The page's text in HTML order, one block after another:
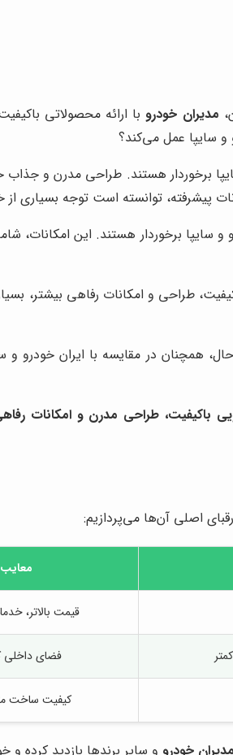
مدیران خودروبا ارائه محصولاتی
و سایپا عمل می‌کند؟
برخوردار هستند. طراحی مدرن و جذاب
پیشرفته، توانسته است توجه بسیاری
سایپا برخوردار هستند. این امکانات،
طراحی و امکانات رفاهی بیشتر،
همچنان در مقایسه با ایران خودرو و
باکیفیت، طراحی مدرن و امکانات
اصلی آن‌ها می‌پردازیم:
قیمت بالاتر،
فضای داخلی
کیفیت ساخت
مدیران خودروو سایر برندها بازدید کرده و